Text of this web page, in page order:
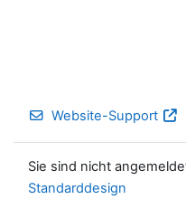
Website-Support
Sie sind nicht
Standarddesign